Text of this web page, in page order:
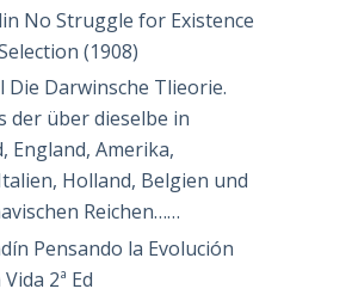
No Struggle for Existence
(1908)
Die Darwinsche Tlieorie.
der über dieselbe in
England, Amerika,
Holland, Belgien und
Reichen……
Pensando la Evolución
2ª Ed